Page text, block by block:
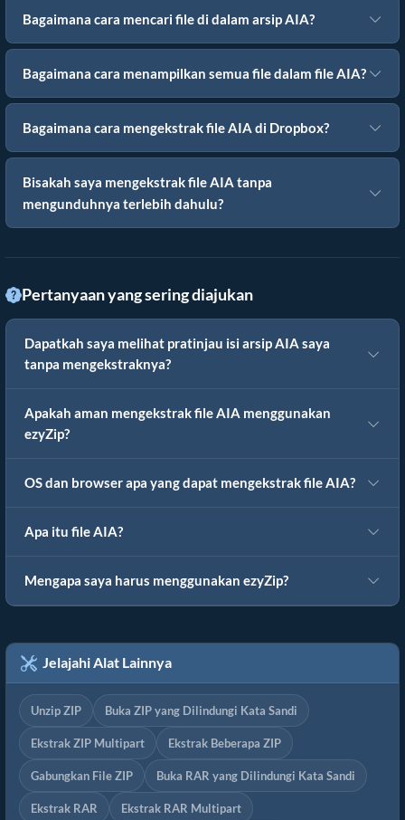
Bagaimana cara mencari file di dalam arsip AIA?
Bagaimana cara menampilkan semua file dalam file AIA?
Bagaimana cara mengekstrak file AIA di Dropbox?
Bisakah saya mengekstrak file AIA tanpa
mengunduhnya terlebih dahulu?
Pertanyaan yang sering diajukan
Dapatkah saya melihat pratinjau isi arsip AIA saya
tanpa mengekstraknya?
Apakah aman mengekstrak file AIA menggunakan
ezyZip?
OS dan browser apa yang dapat mengekstrak file AIA?
Apa itu file AIA?
Mengapa saya harus menggunakan ezyZip?
Jelajahi Alat Lainnya
Unzip ZIP Buka ZIP yang Dilindungi Kata Sandi
Ekstrak ZIP Multipart Ekstrak Beberapa ZIP
Gabungkan File ZIP Buka RAR yang Dilindungi Kata Sandi
Ekstrak RAR Ekstrak RAR Multipart